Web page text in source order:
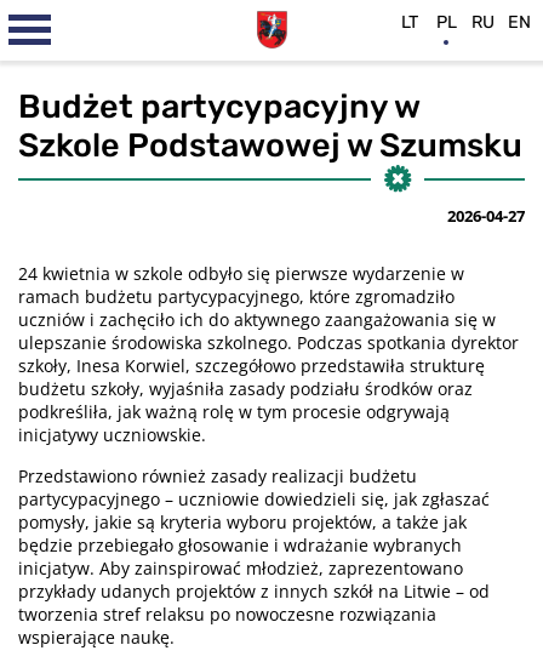
Budżet partycypacyjny w
Szkole Podstawowej w Szumsku
2026-04-27
24 kwietnia w szkole odbyło się pierwsze wydarzenie w
ramach budżetu partycypacyjnego, które zgromadziło
uczniów i zachęciło ich do aktywnego zaangażowania się w
ulepszanie środowiska szkolnego. Podczas spotkania dyrektor
szkoły, Inesa Korwiel, szczegółowo przedstawiła strukturę
budżetu szkoły, wyjaśniła zasady podziału środków oraz
podkreśliła, jak ważną rolę w tym procesie odgrywają
inicjatywy uczniowskie.
Przedstawiono również zasady realizacji budżetu
partycypacyjnego – uczniowie dowiedzieli się, jak zgłaszać
pomysły, jakie są kryteria wyboru projektów, a także jak
będzie przebiegało głosowanie i wdrażanie wybranych
inicjatyw. Aby zainspirować młodzież, zaprezentowano
przykłady udanych projektów z innych szkół na Litwie – od
tworzenia stref relaksu po nowoczesne rozwiązania
wspierające naukę.
LT PL RU EN